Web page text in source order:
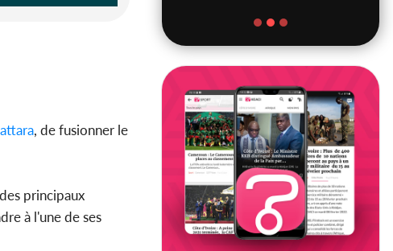
, de fusionner le
des principaux
à l'une de ses